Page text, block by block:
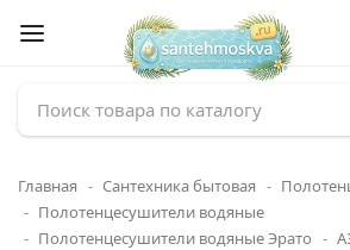
Главная Сантехника бытовая
Полотенцесушители водяные
Полотенцесушители водяные Эрато